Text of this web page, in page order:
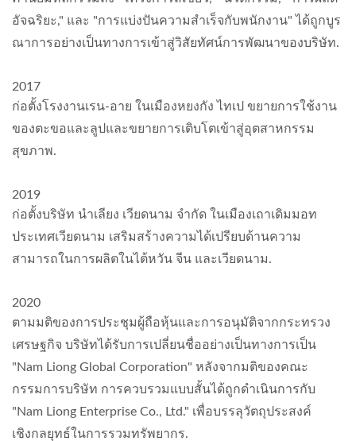
อัจฉริยะ," และ "การแบ่งปันความสำเร็จกับพนักงาน" ได้ถูกบูร
ณาการอย่างเป็นทางการเข้าสู่วิสัยทัศน์การพัฒนาของบริษัท.
2017
ก่อตั้งโรงงานเรน-อาย ในเมืองหยงกัง ไทเป ขยายการใช้งาน
ของตะขอและลูปและขยายการเติบโตเข้าสู่อุตสาหกรรม
สุขภาพ.
2019
ก่อตั้งบริษัท นำเลียง เวียดนาม จำกัด ในเมืองเถาเดิมมอท
ประเทศเวียดนาม เสริมสร้างความได้เปรียบด้านความ
สามารถในการผลิตในไต้หวัน จีน และเวียดนาม.
2020
ตามมติของการประชุมผู้ถือหุ้นและการอนุมัติจากกระทรวง
เศรษฐกิจ บริษัทได้รับการเปลี่ยนชื่ออย่างเป็นทางการเป็น
"Nam Liong Global Corporation" หลังจากมติของคณะ
กรรมการบริษัท การควบรวมแบบสั้นได้ถูกดำเนินการกับ
"Nam Liong Enterprise Co., Ltd." เพื่อบรรลุวัตถุประสงค์
เชิงกลยุทธ์ในการรวมทรัพยากร.